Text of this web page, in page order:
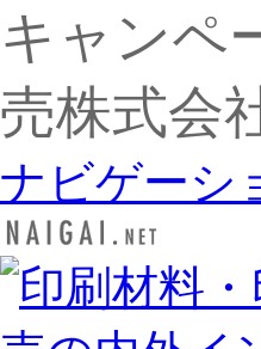
キャンペ
売株式会
ナビゲーシ